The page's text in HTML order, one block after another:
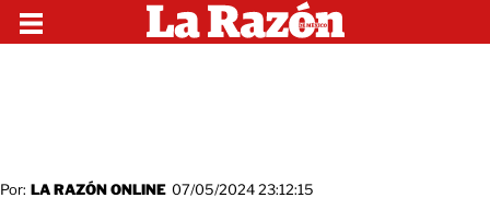
Por: LA RAZÓN ONLINE 07/05/2024 23:12:15